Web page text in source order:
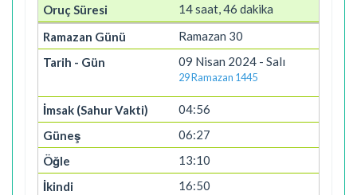
14 saat, 46 dakika
Ramazan 30
09 Nisan 2024 - Salı
29 Ramazan 1445
04:56
06:27
13:10
16:50